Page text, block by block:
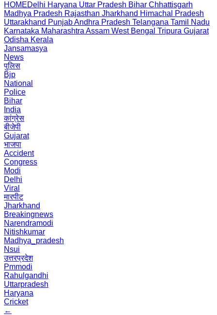
HOMEDelhi Haryana Uttar Pradesh Bihar Chhattisgarh
Madhya Pradesh Rajasthan Jharkhand Himachal Pradesh
Uttarakhand PunjabAndhra Pradesh Telangana Tamil Nadu
Karnataka Maharashtra Assam West Bengal Tripura Gujarat
Odisha Kerala
Jansamasya
News
पुलिस
Bjp
National
Police
Bihar
India
कांग्रेस
बीजेपी
Gujarat
भाजपा
Accident
Congress
Modi
Delhi
Viral
मारपीट
Jharkhand
Breakingnews
Narendramodi
Nitishkumar
Madhya_pradesh
Nsui
उत्तरप्रदेश
Pmmodi
Rahulgandhi
Uttarpradesh
Haryana
Cricket
←